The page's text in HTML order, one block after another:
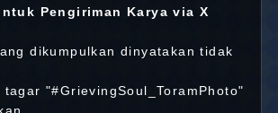
Pengiriman Karya via X
dikumpulkan dinyatakan tidak
"#GrievingSoul_ToramPhoto"